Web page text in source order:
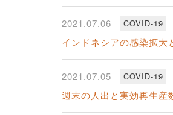
2021.07.06 COVID-19
インドネシアの感染拡大
2021.07.05 COVID-19
週末の人出と実効再生産